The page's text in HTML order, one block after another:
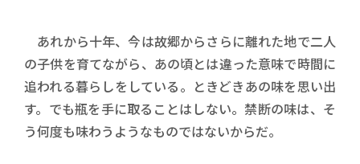
あれから十年、今は故郷からさらに離れた地で二人
の子供を育てながら、あの頃とは違った意味で時間に
追われる暮らしをしている。ときどきあの味を思い出
す。でも瓶を手に取ることはしない。禁断の味は、そ
う何度も味わうようなものではないからだ。